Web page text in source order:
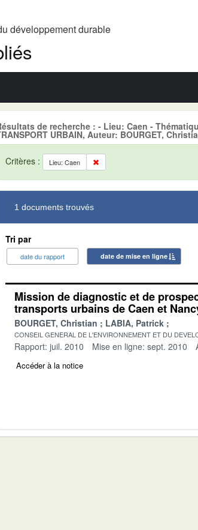
développement durable
de recherche : - Lieu: Caen -
URBAIN, Auteur: BOURGET,
Critères : Lieu: Caen
1 documents trouvés
Tri par
date du rapport date de mise en ligne
Mission de diagnostic et de
transports urbains de Caen et
BOURGET, Christian LABIA, Patrick
CONSEIL GENERAL DE L'ENVIRONNEMENT ET DU
Rapport: juil. 2010 Mise en ligne: sept. 2010
Accéder à la notice